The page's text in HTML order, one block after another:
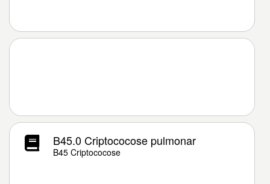
B45.0 Criptococose pulmonar
B45 Criptococose